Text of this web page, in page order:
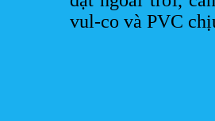
vul-co và PVC